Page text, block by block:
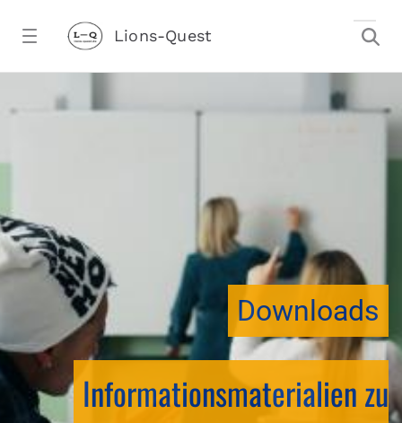
Lions-Quest
Downloads
Informationsmaterialien zu